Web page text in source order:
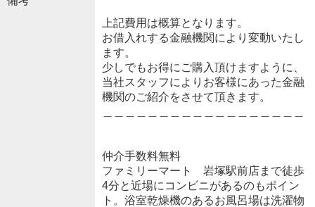
上記費用は概算となります。
お借入れする金融機関により変動いたし
ます。
少しでもお得にご購入頂けますように、
当社スタッフによりお客様にあった金融
機関のご紹介をさせて頂きます。
仲介手数料無料
ファミリーマート 岩塚駅前店まで徒歩
4分と近場にコンビニがあるのもポイン
ト。浴室乾燥機のあるお風呂場は洗濯物